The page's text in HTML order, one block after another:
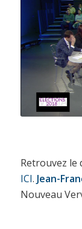
Retrouvez le
ICI. Jean-
Nouveau